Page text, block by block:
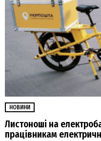
НОВИНИ
Листоноші на
працівникам